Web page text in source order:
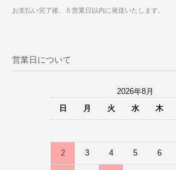
お支払い完了後、５営業日以内に発送いたします。
営業日について
2026年8月
日
月 火 水 木
2 3 4 5 6